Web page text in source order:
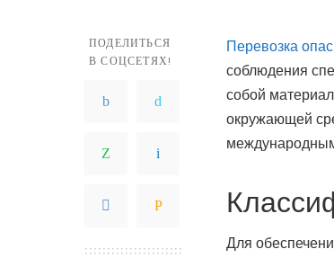
ПОДЕЛИТЬСЯ
В СОЦСЕТЯХ!
Перевозка
соблюдения
собой
окружающей
Для